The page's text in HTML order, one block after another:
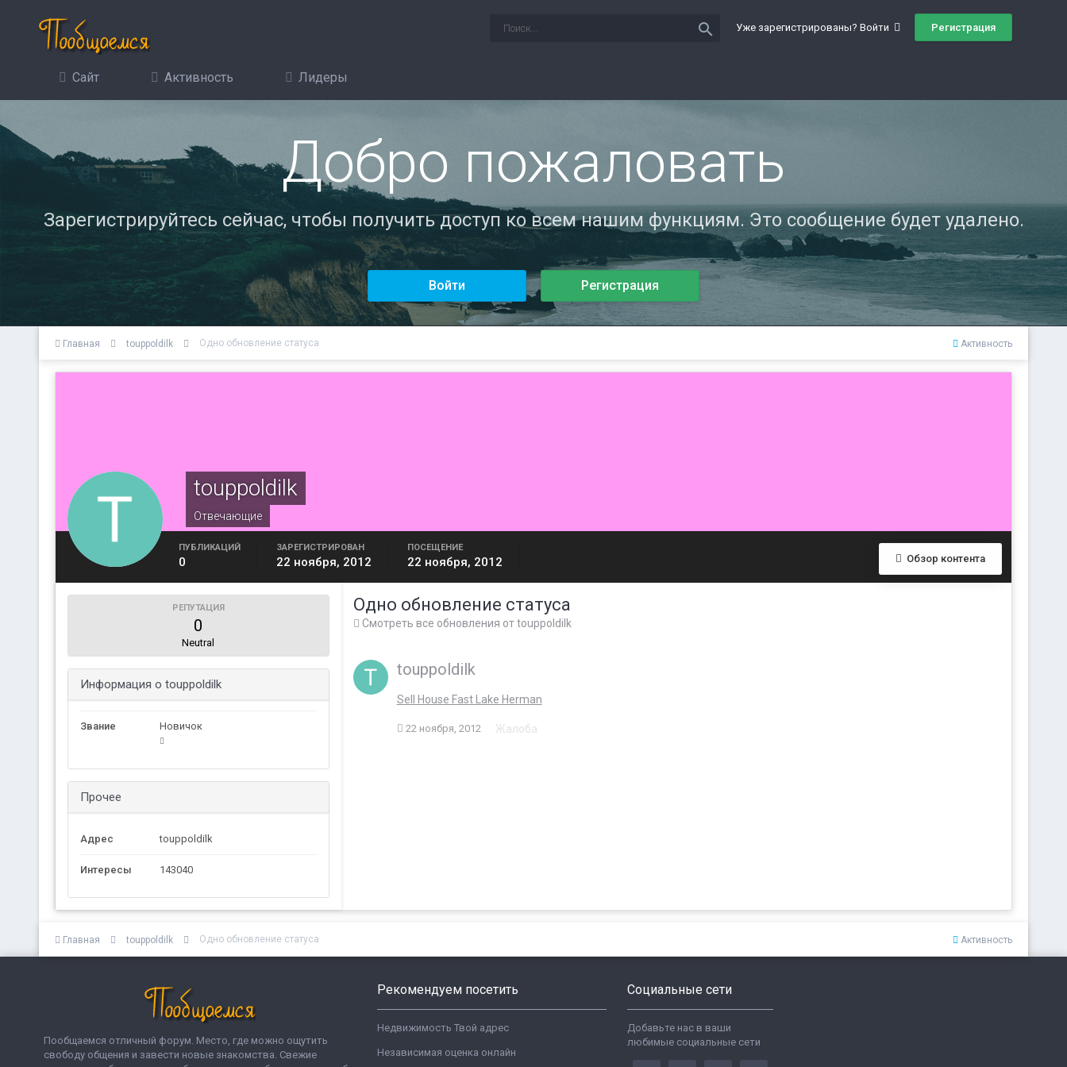
Уже зарегистрированы? Войти Регистрация
search
Сайт Активность Лидеры
Добро пожаловать
Зарегистрируйтесь сейчас, чтобы получить доступ ко всем нашим функциям. Это сообщение будет удалено.
Войти Регистрация
Активность
Главная touppoldilk Одно обновление статуса
touppoldilk
Отвечающие
Обзор контента
ПУБЛИКАЦИЙ
0
ЗАРЕГИСТРИРОВАН
22 ноября, 2012
ПОСЕЩЕНИЕ
22 ноября, 2012
РЕПУТАЦИЯ
0
Neutral
Информация о touppoldilk
Звание Новичок
Прочее
Адрес touppoldilk
Интересы 143040
Одно обновление статуса
Смотреть все обновления от touppoldilk
touppoldilk
Sell House Fast Lake Herman
22 ноября, 2012 Жалоба
Активность
Главная touppoldilk Одно обновление статуса
Пообщаемся отличный форум. Место, где можно ощутить
свободу общения и завести новые знакомства. Свежие
Рекомендуем посетить
Недвижимость Твой адрес
Независимая оценка онлайн
Социальные сети
Добавьте нас в ваши
любимые социальные сети